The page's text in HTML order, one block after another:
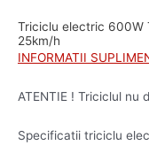
Triciclu electric 600W
25km/h
INFORMATII
ATENTIE ! Triciclul nu
Specificatii triciclu